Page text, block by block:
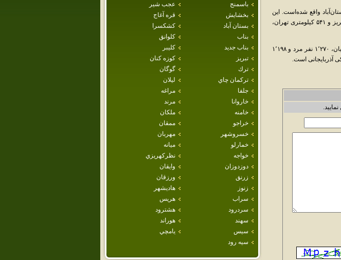
باسمنج
عجب شير
بخشايش
قره آغاج
بستان آباد
كشكسرا
بناب
كلوانق
بناب جديد
كليبر
تبريز
كوزه كنان
ترك
گوگان
تركمان چاي
ليلان
جلفا
مراغه
خاروانا
مرند
خامنه
ملكان
خراجو
ممقان
خسروشهر
مهربان
خمارلو
ميانه
خواجه
نظركهريزي
دوزدوزان
وايقان
زرنق
ورزقان
زنوز
هاديشهر
سراب
هريس
سردرود
هشترود
سهند
هوراند
سيس
يامچي
سيه رود
واقع شده‌است. این
شهر مرکز بخش تیکمه‌داش است. شهر تیکمه‌داش در ۳۰ کیلومتری بستان‌آباد، ۸۳ کیلومتری تبریز و ۵۴۱ کیلومتری تهران،
جمعیت تیکمه‌داش در سرشماری سال ۱۳۸۵ خورشیدی، بالغ بر ۲٬۴۶۸ نفر بوده‌است که از این میان، ۱٬۲۷۰ نفر مرد و ۱٬۱۹۸